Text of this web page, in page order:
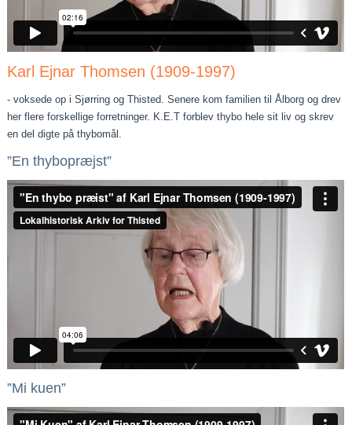
Karl Ejnar Thomsen (1909-1997)
- voksede op i Sjørring og Thisted. Senere kom familien til Ålborg og drev
her flere forskellige forretninger. K.E.T forblev thybo hele sit liv og skrev
en del digte på thybomål.
”En thybopræjst”
”Mi kuen”